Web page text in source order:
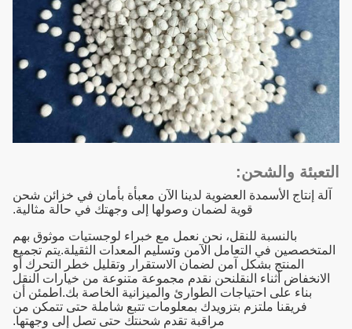
التعبئة والشحن:
آلة إنتاج الأسمدة العضوية لدينا الآن معبأة بأمان في خزائن شحن
قوية لضمان وصولها إلى وجهتك في حالة مثالية.
بالنسبة للنقل، نحن نعمل مع خبراء لوجستيات موثوق بهم
المتخصصين في التعامل الآمن وتسليم المعدات الثقيلة.يتم تجميع
المنتج بشكل آمن لضمان الاستقرار وتقليل خطر التحرك أو
الانخفاض أثناء النقلنحن نقدم مجموعة متنوعة من خيارات النقل
بناء على احتياجات الطوارئ والميزانية الخاصة بك.اطمئن أن
فريقنا ملتزم بتزويدك بمعلومات تتبع شاملة حتى تتمكن من
مراقبة تقدم شحنتك حتى تصل إلى وجهتها.